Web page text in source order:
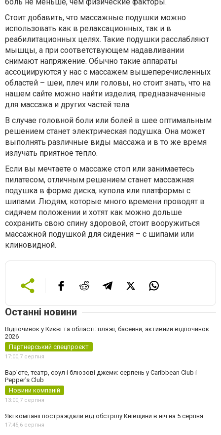
Стоит добавить, что массажные подушки можно
использовать как в релаксационных, так и в
реабилитационных целях. Такие подушки расслабляют
мышцы, а при соответствующем надавливании
снимают напряжение. Обычно такие аппараты
ассоциируются у нас с массажем вышеперечисленных
областей – шеи, плеч или головы, но стоит знать, что на
нашем сайте можно найти изделия, предназначенные
для массажа и других частей тела.
В случае головной боли или болей в шее оптимальным
решением станет электрическая подушка. Она может
выполнять различные виды массажа и в то же время
излучать приятное тепло.
Если вы мечтаете о массаже стоп или занимаетесь
пилатесом, отличным решением станет массажная
подушка в форме диска, купола или платформы с
шипами. Людям, которые много времени проводят в
сидячем положении и хотят как можно дольше
сохранить свою спину здоровой, стоит вооружиться
массажной подушкой для сидения – с шипами или
клиновидной.
Останні новини
Відпочинок у Києві та області: пляжі, басейни, активний відпочинок
2026
Партнерський спецпроєкт
17:00,7 серпня
Вар’єте, театр, соул і блюзові джеми: серпень у Caribbean Club і
Pepper's Club
Новини компаній
13:00,7 серпня
Які компанії постраждали від обстрілу Київщини в ніч на 5 серпня
17:45,6 серпня